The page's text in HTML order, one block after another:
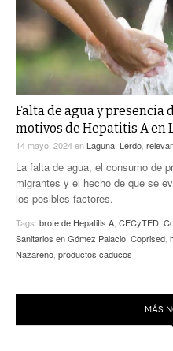
EXA INFORMA
CONTEXTOS
TRAYECTO LAGUNA
A MEDIA MAÑANA
A TODA LEY
ENTRE LAGUNEROS
DIÁLOGOS CON LA
TWEETS AND BEATS
LA MEJOR 97.1 ESTÉREO
ACTUALIDADES GREM
PULSO
LA MEJOR INFORMACIÓN
Falta de agua y presencia
motivos de Hepatitis A en
14 mayo, 2024en Laguna Lerdo
La falta de agua, el consumo de
migrantes y el hecho de que se
los posibles factores.
Tags: brote de Hepatitis A CECyTED
Sanitarios en Gómez Palacio Coprised
Nazareno productos caducos
MÁS